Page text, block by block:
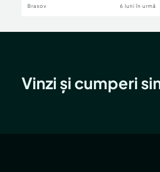
Brasov 6 luni în urmă
Vinzi și cumperi